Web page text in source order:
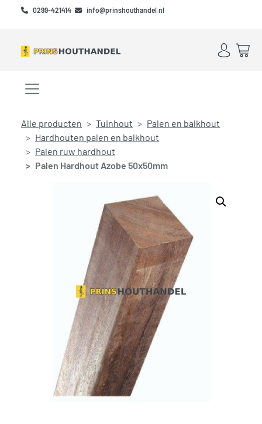
Skip to main content
Skip to footer
0299-421414 info@prinshouthandel.nl
Account
Menu openen/sluiten
Alle producten Tuinhout
Palen en balkhout
Hardhouten palen en balkhout
Palen ruw hardhout
Palen Hardhout Azobe 50x50mm